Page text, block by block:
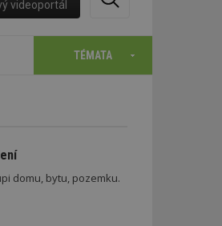
videoportál
TÉMATA
domu, bytu, pozemku.